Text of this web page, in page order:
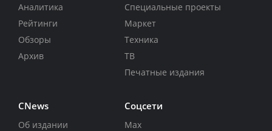
Аналитика
Рейтинги
Обзоры
Архив
Специальные проекты
Маркет
Техника
ТВ
Печатные издания
CNews
Об издании
Соцсети
Max